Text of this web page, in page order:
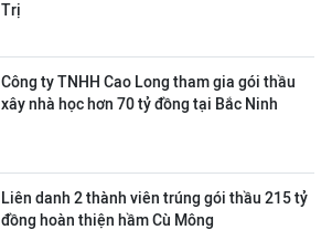
Trị
Công ty TNHH Cao Long tham gia gói thầu
xây nhà học hơn 70 tỷ đồng tại Bắc Ninh
Liên danh 2 thành viên trúng gói thầu 215 tỷ
đồng hoàn thiện hầm Cù Mông